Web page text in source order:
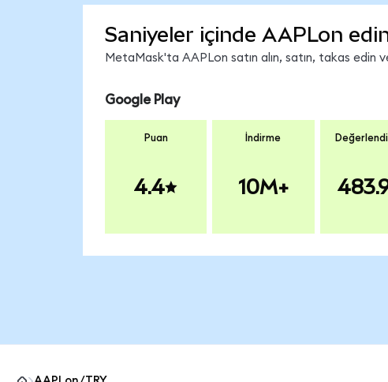
Saniyeler içinde AAPLon
MetaMask'ta AAPLon satın alın, satın, takas edin
Google Play
Puan
4.4
İndirme
10M+